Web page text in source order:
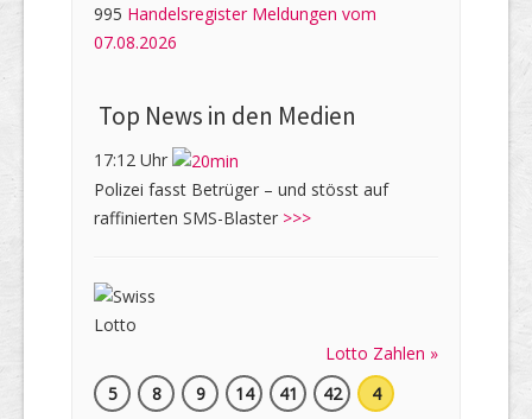
995 Handelsregister Meldungen vom
07.08.2026
Top News in den Medien
17:12 Uhr
Polizei fasst Betrüger – und stösst auf
raffinierten SMS-Blaster >>>
Lotto Zahlen »
5
8 9 14 41 42 4